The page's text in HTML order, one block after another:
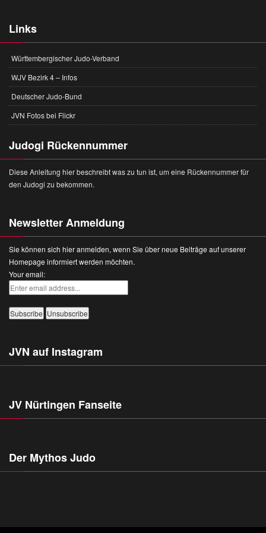
Links
Württembergischer Judo-Verband
WJV Bezirk 4 – Infos
Deutscher Judo-Bund
JVN Fotos bei Flickr
Judogi Rückennummer
Diese Anleitung hier beschreibt was zu tun ist, um eine Rückennummer für
den Judogi zu bekommen.
Newsletter Anmeldung
Sie können sich hier anmelden, wenn Sie über neue Beiträge auf unserer
Homepage informiert werden möchten.
Your email:
JVN auf Instagram
JV Nürtingen Fanseite
Der Mythos Judo